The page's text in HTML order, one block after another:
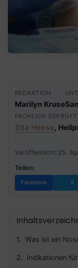
REDAKTION
Marilyn Kruse
FACHLICH
Zita Hesse,
Veröffentlicht: 25.
Teilen:
Facebook X
Was ist ein
Indikationen